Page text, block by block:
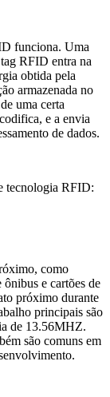
funciona. Uma
RFID entra na
obtida pela
armazenada no
uma certa
e a envia
de dados.
tecnologia RFID:
como
ônibus e cartões de
próximo durante
principais são
de 13.56MHZ.
são comuns em